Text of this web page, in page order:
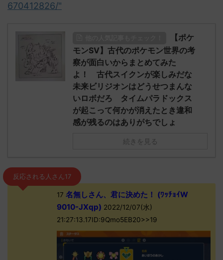
670412826/"
【ポケ
モンSV】古代のポケモン世界の考
察が面白いからまとめてみた
よ！ 古代スイクンが楽しみだな
未来ビリジオンはどうせつまんな
いロボだろ タイムパラドックス
が起こって何かが消えたとき違和
感が残るのはありがちでしょ
続きを見る
反応される人さん17
17 名無しさん、君に決めた！ (ﾜｯﾁｮｲW
9010-JXqp) 2022/12/07(水)
21:27:13.17ID:9Qmo5EB20>>19